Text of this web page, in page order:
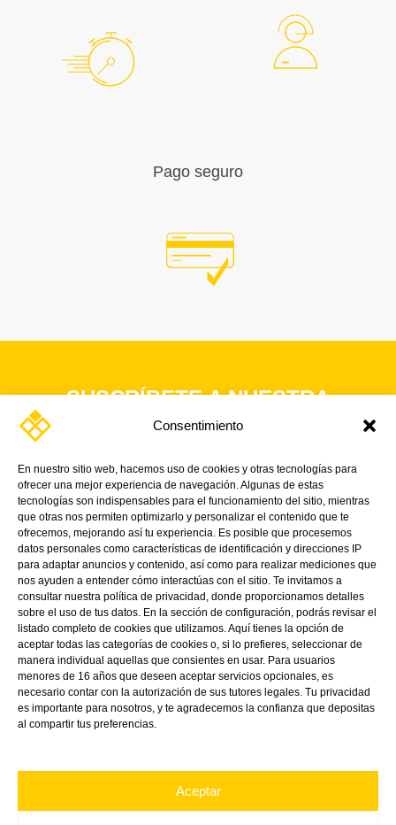
Consentimiento
En nuestro sitio web, hacemos uso de cookies y otras tecnologías para
ofrecer una mejor experiencia de navegación. Algunas de estas
tecnologías son indispensables para el funcionamiento del sitio, mientras
que otras nos permiten optimizarlo y personalizar el contenido que te
ofrecemos, mejorando así tu experiencia. Es posible que procesemos
datos personales como características de identificación y direcciones IP
para adaptar anuncios y contenido, así como para realizar mediciones que
nos ayuden a entender cómo interactúas con el sitio. Te invitamos a
consultar nuestra política de privacidad, donde proporcionamos detalles
sobre el uso de tus datos. En la sección de configuración, podrás revisar el
listado completo de cookies que utilizamos. Aquí tienes la opción de
aceptar todas las categorías de cookies o, si lo prefieres, seleccionar de
manera individual aquellas que consientes en usar. Para usuarios
menores de 16 años que deseen aceptar servicios opcionales, es
necesario contar con la autorización de sus tutores legales. Tu privacidad
es importante para nosotros, y te agradecemos la confianza que depositas
al compartir tus preferencias.
Aceptar
Pago seguro
SUSCRÍBETE A NUESTRA
NEWSLETTER
promociones y próximos eventos.
Linkedin Youtube
Directions